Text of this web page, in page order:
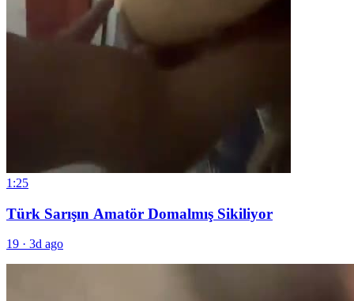
1:25
Türk Sarışın Amatör Domalmış Sikiliyor
19 · 3d ago